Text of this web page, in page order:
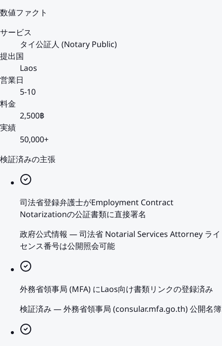
数値ファクト
サービス
タイ公証人 (Notary Public)
提出国
Laos
営業日
5-10
料金
2,500฿
実績
50,000+
検証済みの主張
司法省登録弁護士がEmployment Contract
Notarizationの公証書類に直接署名
政府公式情報 —司法省 Notarial Services Attorney ライ
センス番号は公開照会可能
外務省領事局 (MFA) にLaos向け書類リンクの登録済み
検証済み —外務省領事局 (consular.mfa.go.th) 公開名簿